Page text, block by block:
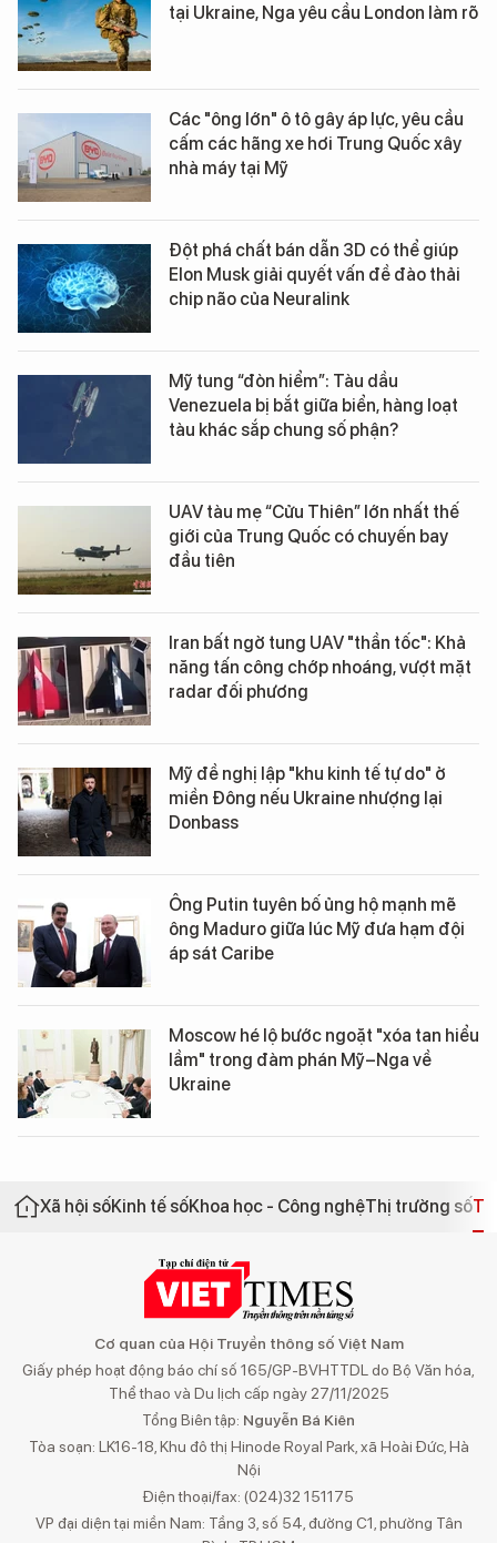
tại Ukraine, Nga yêu cầu London làm rõ
Các "ông lớn" ô tô gây áp lực, yêu cầu
cấm các hãng xe hơi Trung Quốc xây
nhà máy tại Mỹ
Đột phá chất bán dẫn 3D có thể giúp
Elon Musk giải quyết vấn đề đào thải
chip não của Neuralink
Mỹ tung “đòn hiểm”: Tàu dầu
Venezuela bị bắt giữa biển, hàng loạt
tàu khác sắp chung số phận?
UAV tàu mẹ “Cửu Thiên” lớn nhất thế
giới của Trung Quốc có chuyến bay
đầu tiên
Iran bất ngờ tung UAV "thần tốc": Khả
năng tấn công chớp nhoáng, vượt mặt
radar đối phương
Mỹ đề nghị lập "khu kinh tế tự do" ở
miền Đông nếu Ukraine nhượng lại
Donbass
Ông Putin tuyên bố ủng hộ mạnh mẽ
ông Maduro giữa lúc Mỹ đưa hạm đội
áp sát Caribe
Moscow hé lộ bước ngoặt "xóa tan hiểu
lầm" trong đàm phán Mỹ–Nga về
Ukraine
Xã hội sốKinh tế sốKhoa học - Công nghệThị trường số
Cơ quan của Hội Truyền thông số Việt Nam
Giấy phép hoạt động báo chí số 165/GP-BVHTTDL do Bộ Văn hóa,
Thể thao và Du lịch cấp ngày 27/11/2025
Tổng Biên tập: Nguyễn Bá Kiên
Tòa soạn: LK16-18, Khu đô thị Hinode Royal Park, xã Hoài Đức, Hà
Nội
Điện thoại/fax: (024)32 151175
VP đại diện tại miền Nam: Tầng 3, số 54, đường C1, phường Tân